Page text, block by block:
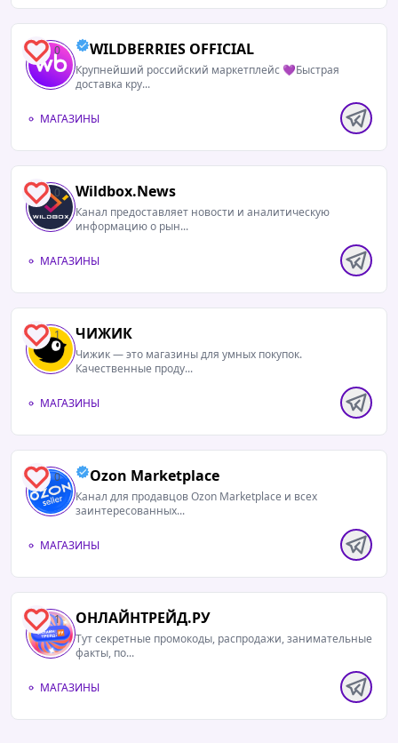
0 WILDBERRIES OFFICIAL
Крупнейший российский маркетплейс 💜Быстрая
доставка кру...
МАГАЗИНЫ
0 Wildbox.News
Канал предоставляет новости и аналитическую
информацию о рын...
МАГАЗИНЫ
1 ЧИЖИК
Чижик — это магазины для умных покупок.
Качественные проду...
МАГАЗИНЫ
0 Ozon Marketplace
Канал для продавцов Ozon Marketplace и всех
заинтересованных...
МАГАЗИНЫ
1 ОНЛАЙНТРЕЙД.РУ
Тут секретные промокоды, распродажи, занимательные
факты, по...
МАГАЗИНЫ